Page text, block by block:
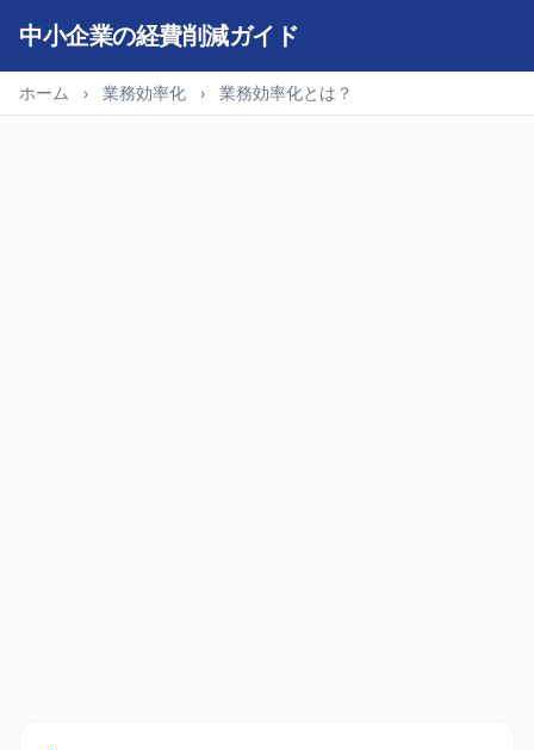
中小企業の経費削減ガイド
ホーム › 業務効率化 › 業務効率化とは？